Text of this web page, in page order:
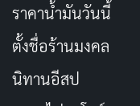
กับแนวหนังนี้
ประเภท: แอ็กชั
ราคาน้ำมันวันนี้
ตั้งชื่อร้านมงคล
นิทานอีสป